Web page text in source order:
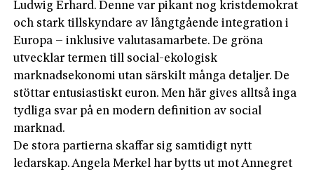
Ludwig Erhard. Denne var pikant nog kristdemokrat
och stark tillskyndare av långtgående integration i
Europa – inklusive valutasamarbete. De gröna
utvecklar termen till social-ekologisk
marknadsekonomi utan särskilt många detaljer. De
stöttar entusiastiskt euron. Men här gives alltså inga
tydliga svar på en modern definition av social
marknad.
De stora partierna skaffar sig samtidigt nytt
ledarskap. Angela Merkel har bytts ut mot Annegret